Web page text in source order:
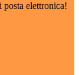
elettronica!